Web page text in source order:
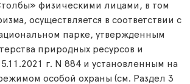
физическими лицами, в том
осуществляется в соответствии с
парке, утвержденным
природных ресурсов и
г. N 884 и установленным на
особой охраны (см. Раздел 3